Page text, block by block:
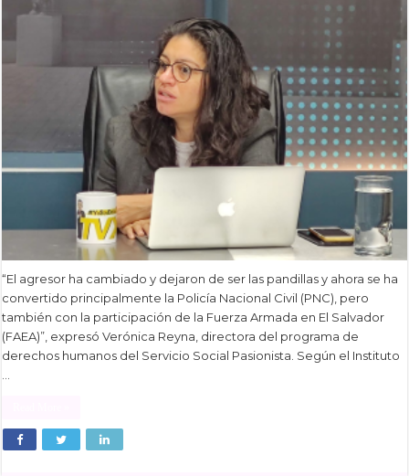
“El agresor ha cambiado y dejaron de ser las pandillas y ahora se ha
convertido principalmente la Policía Nacional Civil (PNC), pero
también con la participación de la Fuerza Armada en El Salvador
(FAEA)”, expresó Verónica Reyna, directora del programa de
derechos humanos del Servicio Social Pasionista. Según el Instituto